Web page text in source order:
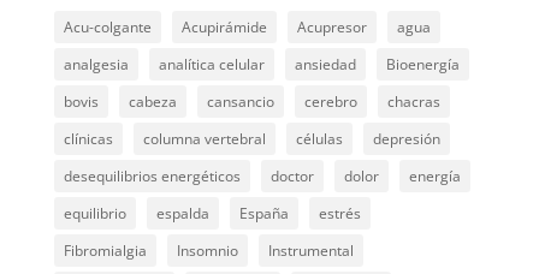
Acu-colgante Acupirámide Acupresor
agua
analgesia
analítica celular ansiedad
Bioenergía
bovis
cabeza cansancio cerebro
chacras
clínicas
columna vertebral células
depresión
desequilibrios energéticos
doctor dolor
energía
equilibrio
espalda España
estrés
Fibromialgia
Insomnio
Instrumental